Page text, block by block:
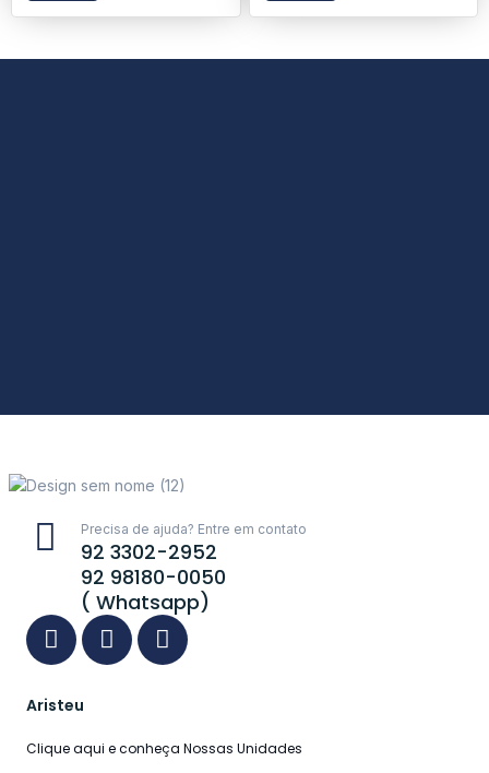
Precisa de ajuda? Entre em contato
92 3302-2952
92 98180-0050
( Whatsapp)
Aristeu
Clique aqui e conheça Nossas Unidades